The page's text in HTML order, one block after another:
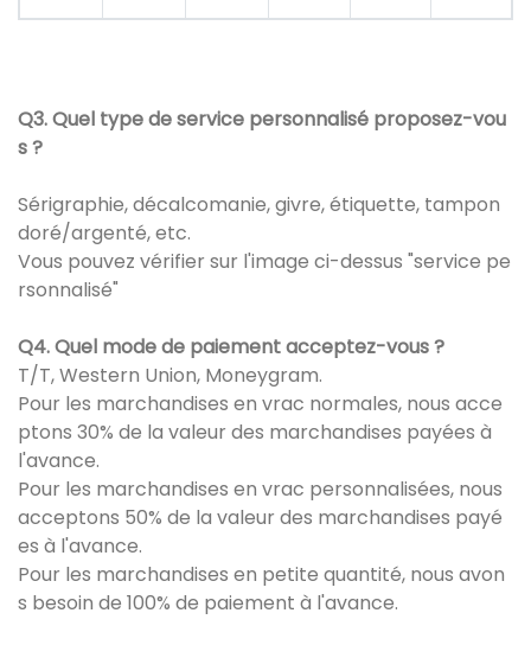
Q3. Quel type de service personnalisé proposez-vou
s ?
Sérigraphie, décalcomanie, givre, étiquette, tampon
doré/argenté, etc.
Vous pouvez vérifier sur l'image ci-dessus "service pe
rsonnalisé"
Q4. Quel mode de paiement acceptez-vous ?
T/T, Western Union, Moneygram.
Pour les marchandises en vrac normales, nous acce
ptons 30% de la valeur des marchandises payées à
l'avance.
Pour les marchandises en vrac personnalisées, nous
acceptons 50% de la valeur des marchandises payé
es à l'avance.
Pour les marchandises en petite quantité, nous avon
s besoin de 100% de paiement à l'avance.